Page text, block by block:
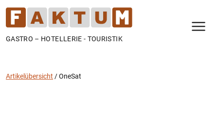
GASTRO – HOTELLERIE - TOURISTIK
Artikelübersicht /OneSat